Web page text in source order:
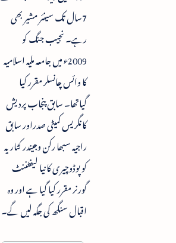
7سال تک سینئر مشیر بھی
رہے۔ نجیب جنگ کو
2009ء میں جامعہ ملیہ اسلامیہ
کا وائس چانسلر مقرر کیا
گیاتھا۔ سابق پنجاب پردیش
کانگریس کمیٹی صدراور سابق
راجیہ سبھا رکن وجیندر کٹاریہ
کو پوڈوچیری کا نیا لیفٹننٹ
گورنر مقرر کیا گیا ہے اور وہ
اقبال سنگھ کی جگہ لیں گے۔